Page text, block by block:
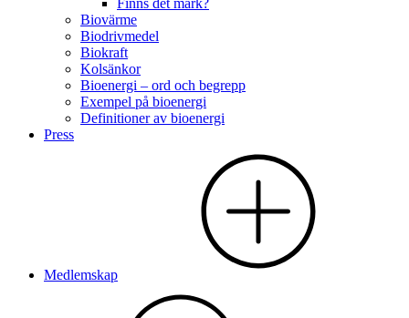
Finns det mark?
Biovärme
Biodrivmedel
Biokraft
Kolsänkor
Bioenergi – ord och begrepp
Exempel på bioenergi
Definitioner av bioenergi
Press
Medlemskap